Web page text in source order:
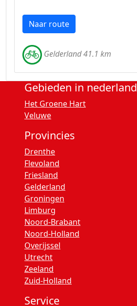
Naar route
Gelderland 41.1 km
Gebieden in nederland
Het Groene Hart
Veluwe
Provincies
Drenthe
Flevoland
Friesland
Gelderland
Groningen
Limburg
Noord-Brabant
Noord-Holland
Overijssel
Utrecht
Zeeland
Zuid-Holland
Service